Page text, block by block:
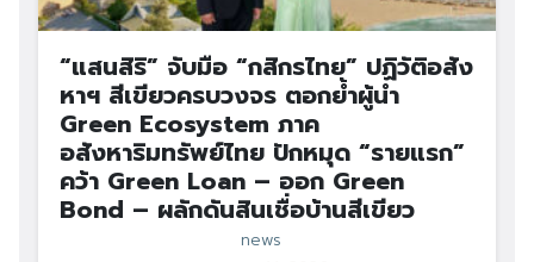
“แสนสิริ” จับมือ “กสิกรไทย” ปฏิวัติอสัง
หาฯ สีเขียวครบวงจร ตอกย้ำผู้นำ
Green Ecosystem ภาค
อสังหาริมทรัพย์ไทย ปักหมุด “รายแรก”
คว้า Green Loan – ออก Green
Bond – ผลักดันสินเชื่อบ้านสีเขียว
news